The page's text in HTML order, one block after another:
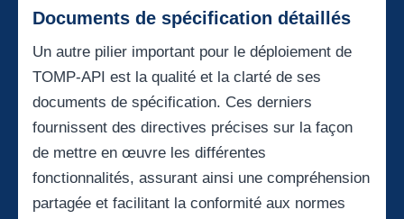
Documents de spécification détaillés
Un autre pilier important pour le déploiement de
TOMP-API est la qualité et la clarté de ses
documents de spécification. Ces derniers
fournissent des directives précises sur la façon
de mettre en œuvre les différentes
fonctionnalités, assurant ainsi une compréhension
partagée et facilitant la conformité aux normes